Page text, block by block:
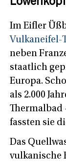
Im Eifler
Vulkaneifel-
neben
staatlich
Europa.
als 2.000
Thermalbad
fassten sie
Das
vulkanische